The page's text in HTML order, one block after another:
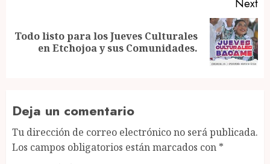
Next
Next
Todo listo para los Jueves Culturales
en Etchojoa y sus Comunidades.
Deja un comentario
Tu dirección de correo electrónico no será publicada.
Los campos obligatorios están marcados con *